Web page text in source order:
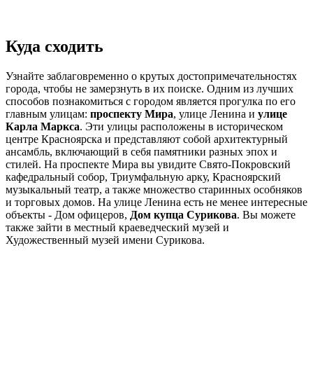
Куда сходить
Узнайте заблаговременно о крутых достопримечательностях
города, чтобы не замерзнуть в их поиске. Одним из лучших
способов познакомиться с городом является прогулка по его
главным улицам: проспекту Мира, улице Ленина и улице
Карла Маркса. Эти улицы расположены в историческом
центре Красноярска и представляют собой архитектурный
ансамбль, включающий в себя памятники разных эпох и
стилей. На проспекте Мира вы увидите Свято-Покровский
кафедральный собор, Триумфальную арку, Красноярский
музыкальный театр, а также множество старинных особняков
и торговых домов. На улице Ленина есть не менее интересные
объекты - Дом офицеров, Дом купца Сурикова. Вы можете
также зайти в местный краеведческий музей и
Художественный музей имени Сурикова.